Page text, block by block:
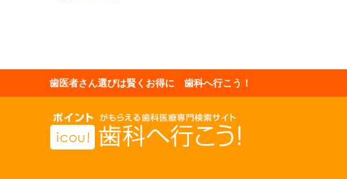
歯医者さん選びは賢くお得に 歯科へ行こう！